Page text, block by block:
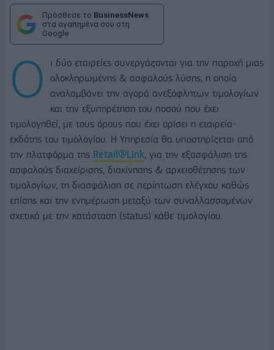
Πρόσθεσε το BusinessNews
στα αγαπημένα σου στη
Google
Ο
ι δύο εταιρείες συνεργάζονται για την παροχή μιας
ολοκληρωμένης & ασφαλούς λύσης, η οποία
αναλαμβάνει την αγορά ανεξόφλητων τιμολογίων
και την εξυπηρέτηση του ποσού που έχει
τιμολογηθεί, με τους όρους που έχει ορίσει η εταιρεία-
εκδότης του τιμολογίου. Η Υπηρεσία θα υποστηρίζεται από
την πλατφόρμα της Retail@Link , για την εξασφάλιση της
ασφαλούς διαχείρισης, διακίνησης & αρχειοθέτησης των
τιμολογίων, τη διασφάλιση σε περίπτωση ελέγχου καθώς
επίσης και την ενημέρωση μεταξύ των συναλλασσομένων
σχετικά με την κατάσταση (status) κάθε τιμολογίου.